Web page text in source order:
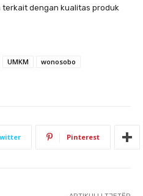
dengan kualitas produk
UMKM
wonosobo
Pinterest